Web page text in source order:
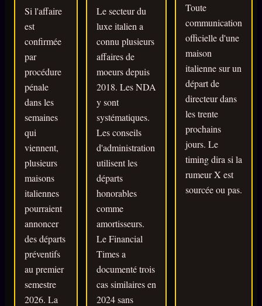
Si l'affaire
est
confirmée
par
procédure
pénale
dans les
semaines
qui
viennent,
plusieurs
maisons
italiennes
pourraient
annoncer
des départs
préventifs
au premier
semestre
2026. La
Le secteur du
luxe italien a
connu plusieurs
affaires de
moeurs depuis
2018. Les NDA
y sont
systématiques.
Les conseils
d'administration
utilisent les
départs
honorables
comme
amortisseurs.
Le Financial
Times a
documenté trois
cas similaires en
2024 sans
Toute
communication
officielle d'une
maison
italienne sur un
départ de
directeur dans
les trente
prochains
jours. Le
timing dira si la
rumeur X est
sourcée ou pas.